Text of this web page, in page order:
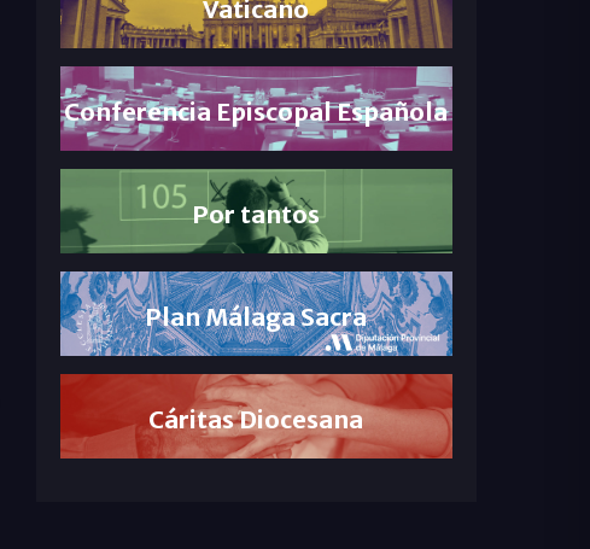
Vaticano
Conferencia Episcopal Española
Por tantos
Plan Málaga Sacra
Cáritas Diocesana